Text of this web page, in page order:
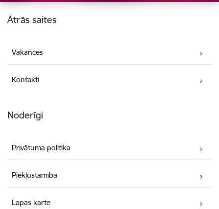
Kājene
Ātrās saites
Vakances
Kontakti
Noderīgi
Privātuma politika
Piekļūstamība
Lapas karte